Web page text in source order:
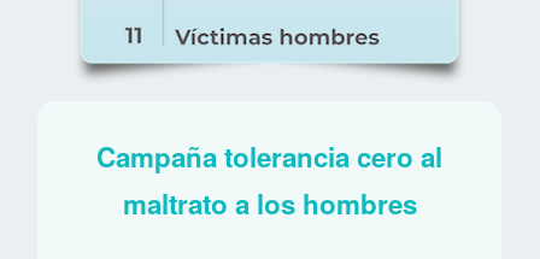
Campaña tolerancia cero al
maltrato a los hombres